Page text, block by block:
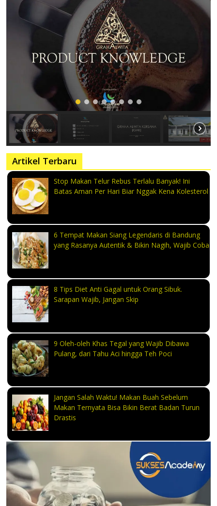
Artikel Terbaru
Stop Makan Telur Rebus Terlalu Banyak! Ini
Batas Aman Per Hari Biar Nggak Kena Kolesterol
6 Tempat Makan Siang Legendaris di Bandung
yang Rasanya Autentik & Bikin Nagih, Wajib Coba
8 Tips Diet Anti Gagal untuk Orang Sibuk.
Sarapan Wajib, Jangan Skip
9 Oleh-oleh Khas Tegal yang Wajib Dibawa
Pulang, dari Tahu Aci hingga Teh Poci
Jangan Salah Waktu! Makan Buah Sebelum
Makan Ternyata Bisa Bikin Berat Badan Turun
Drastis